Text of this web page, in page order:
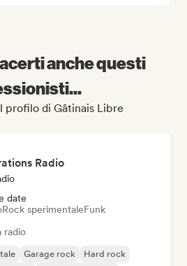
anche questi
profilo di Gâtinais Libre
Radio
date
Rock sperimentaleFunk
radio
Garage rock
Hard rock